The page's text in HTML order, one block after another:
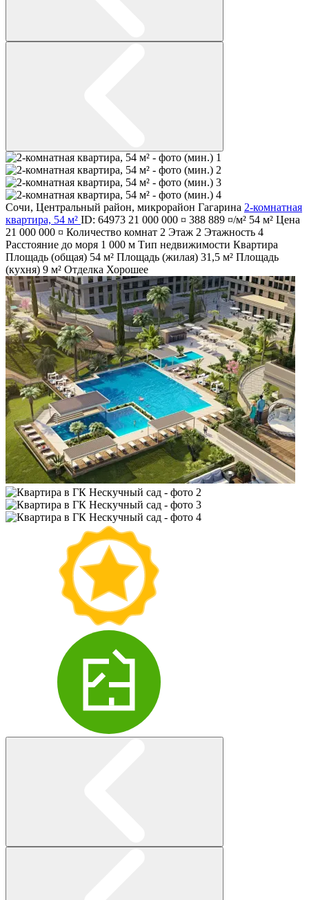
Сочи, Центральный район, микрорайон Гагарина 2-комнатная
квартира, 54 м² ID: 64973 21 000 000 ¤ 388 889 ¤/м² 54 м² Цена
21 000 000 ¤ Количество комнат 2 Этаж 2 Этажность 4
Расстояние до моря 1 000 м Тип недвижимости Квартира
Площадь (общая) 54 м² Площадь (жилая) 31,5 м² Площадь
(кухня) 9 м² Отделка Хорошее